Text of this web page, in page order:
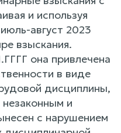
и используя
август 2023
взыскания.
она привлечена
в виде
дисциплины,
и
с нарушением